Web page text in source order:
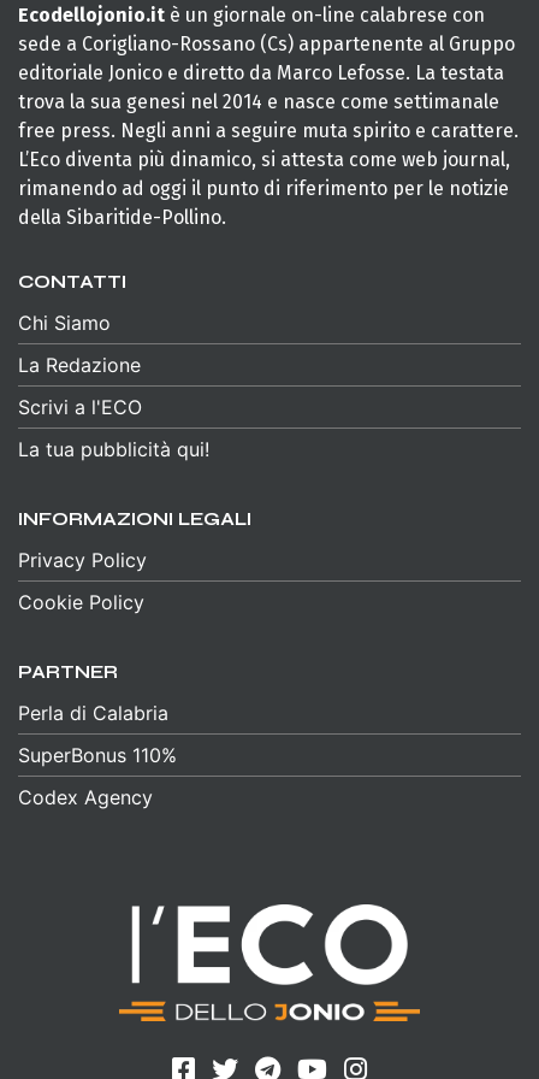
Ecodellojonio.it è un giornale on-line calabrese con
sede a Corigliano-Rossano (Cs) appartenente al Gruppo
editoriale Jonico e diretto da Marco Lefosse. La testata
trova la sua genesi nel 2014 e nasce come settimanale
free press. Negli anni a seguire muta spirito e carattere.
L’Eco diventa più dinamico, si attesta come web journal,
rimanendo ad oggi il punto di riferimento per le notizie
della Sibaritide-Pollino.
CONTATTI
Chi Siamo
La Redazione
Scrivi a l'ECO
La tua pubblicità qui!
INFORMAZIONI LEGALI
Privacy Policy
Cookie Policy
PARTNER
Perla di Calabria
SuperBonus 110%
Codex Agency